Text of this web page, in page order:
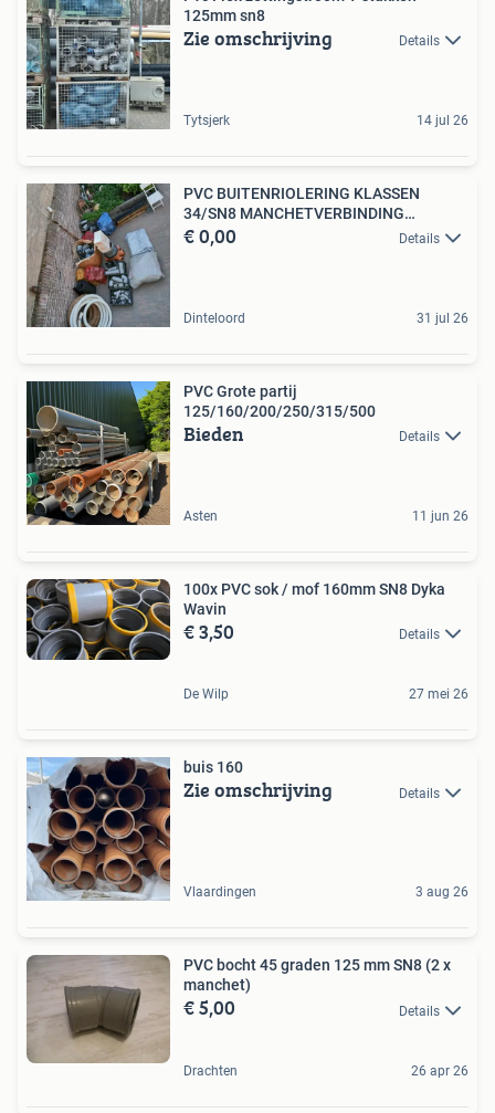
125mm sn8
Zie omschrijving Details
Tytsjerk 14 jul 26
PVC BUITENRIOLERING KLASSEN
34/SN8 MANCHETVERBINDING
WEGENBO
€ 0,00 Details
Dinteloord 31 jul 26
PVC Grote partij
125/160/200/250/315/500
Bieden Details
Asten 11 jun 26
100x PVC sok / mof 160mm SN8 Dyka
Wavin
€ 3,50 Details
De Wilp 27 mei 26
buis 160
Zie omschrijving Details
Vlaardingen 3 aug 26
PVC bocht 45 graden 125 mm SN8 (2 x
manchet)
€ 5,00 Details
Drachten 26 apr 26